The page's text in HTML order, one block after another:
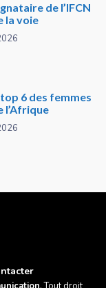
de l’IFCN
la voie
6 des femmes
l’Afrique